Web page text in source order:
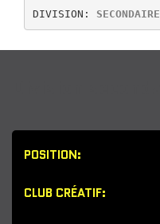
DIVISION: SECONDAIRE